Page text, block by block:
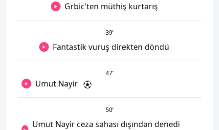
Grbic'ten müthiş kurtarış
39’
Fantastik vuruş direkten döndü
47’
Umut Nayir
50’
Umut Nayir ceza sahası dışından denedi